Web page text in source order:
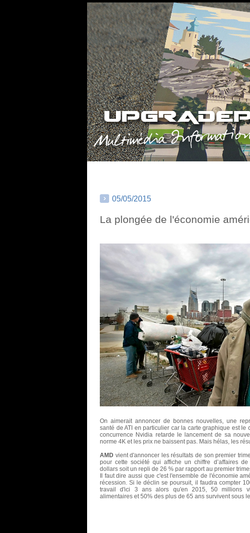
05/05/2015
La plongée de l'économie
On aimerait annoncer de bonnes nouvelles, une
santé de ATI en particulier car la carte graphique est
concurrence Nvidia retarde le lancement de sa
norme 4K et les prix ne baissent pas. Mais hélas, les
AMD vient d'annoncer les résultats de son premier
pour cette société qui affiche un chiffre d’affaires
dollars soit un repli de 26 % par rapport au premier
Il faut dire aussi que c'est l'ensemble de l'économie
récession. Si le déclin se poursuit, il faudra compter
travail d'ici 3 ans alors qu'en 2015, 50 millions
alimentaires et 50% des plus de 65 ans survivent sous